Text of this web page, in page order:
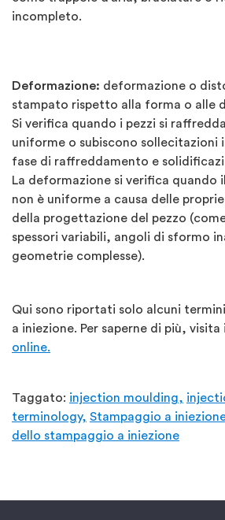
incompleto.
Deformazione: deformazione o
stampato rispetto alla forma o alle
Si verifica quando i pezzi si
uniforme o subiscono sollecitazioni
fase di raffreddamento e
La deformazione si verifica quando
non è uniforme a causa delle
della progettazione del pezzo
spessori variabili, angoli di sformo
geometrie complesse).
Qui sono riportati solo alcuni
a iniezione. Per saperne di più, visita
online.
Taggato: injection moulding,
terminology, Stampaggio a
dello stampaggio a iniezione